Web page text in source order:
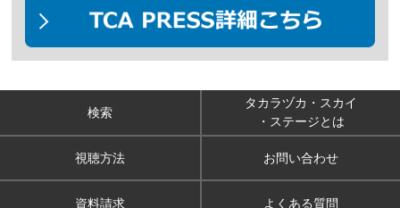
検索
タカラヅカ・スカイ
・ステージとは
視聴方法 お問い合わせ
資料請求 よくある質問